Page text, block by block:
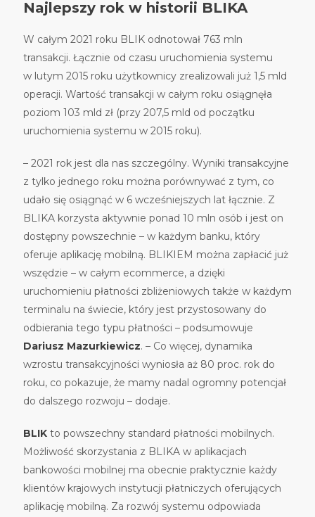
Najlepszy rok w historii BLIKA
W całym 2021 roku BLIK odnotował 763 mln
transakcji. Łącznie od czasu uruchomienia systemu
w lutym 2015 roku użytkownicy zrealizowali już 1,5 mld
operacji. Wartość transakcji w całym roku osiągnęła
poziom 103 mld zł (przy 207,5 mld od początku
uruchomienia systemu w 2015 roku).
– 2021 rok jest dla nas szczególny. Wyniki transakcyjne
z tylko jednego roku można porównywać z tym, co
udało się osiągnąć w 6 wcześniejszych lat łącznie. Z
BLIKA korzysta aktywnie ponad 10 mln osób i jest on
dostępny powszechnie – w każdym banku, który
oferuje aplikację mobilną. BLIKIEM można zapłacić już
wszędzie – w całym ecommerce, a dzięki
uruchomieniu płatności zbliżeniowych także w każdym
terminalu na świecie, który jest przystosowany do
odbierania tego typu płatności – podsumowuje
Dariusz Mazurkiewicz. – Co więcej, dynamika
wzrostu transakcyjności wyniosła aż 80 proc. rok do
roku, co pokazuje, że mamy nadal ogromny potencjał
do dalszego rozwoju – dodaje.
BLIK to powszechny standard płatności mobilnych.
Możliwość skorzystania z BLIKA w aplikacjach
bankowości mobilnej ma obecnie praktycznie każdy
klientów krajowych instytucji płatniczych oferujących
aplikację mobilną. Za rozwój systemu odpowiada